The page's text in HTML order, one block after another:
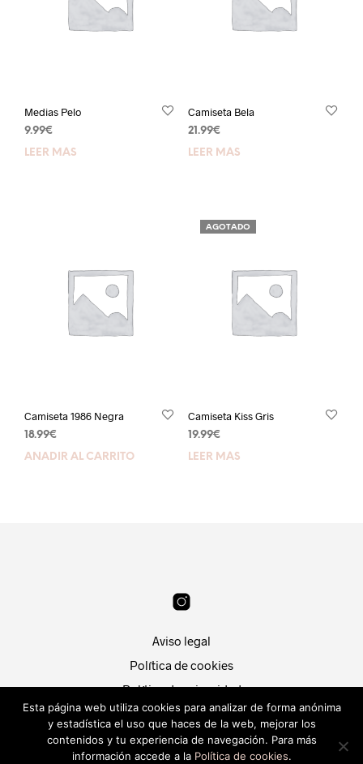
Medias Pelo
9.99€
LEER MÁS
Camiseta Bela
21.99€
LEER MÁS
Camiseta 1986 Negra
18.99€
AÑADIR AL CARRITO
AGOTADO
Camiseta Kiss Gris
19.99€
LEER MÁS
Aviso legal
Política de cookies
Política de privacidad
Condiciones de compra
Desarrollado porPiwity.es
Patri Segura
Hola, ¿En que puedo
Esta página web utiliza cookies para analizar de forma anónima
y estadística el uso que haces de la web, mejorar los
contenidos y tu experiencia de navegación. Para más
información accede a la Política de cookies.